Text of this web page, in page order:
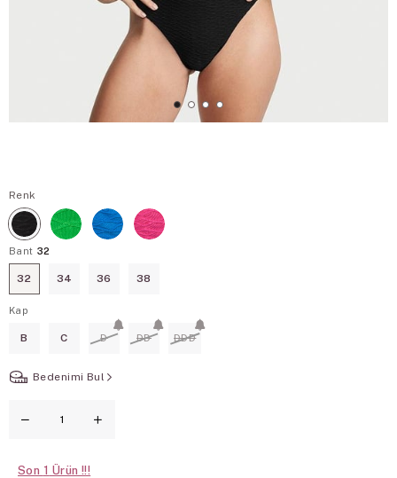
Renk
Bant 32
32 34 36 38
Kap
B C D DD DDD
Bedenimi Bul
Son 1